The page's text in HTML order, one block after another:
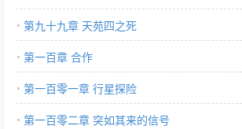
第九十九章 天苑四之死
第一百章 合作
第一百零一章 行星探险
第一百零二章 突如其来的信号